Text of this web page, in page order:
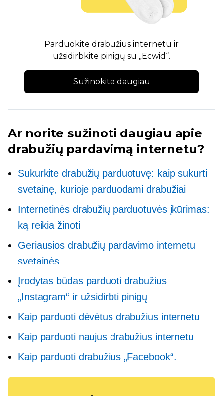
Parduokite drabužius internetu ir
užsidirbkite pinigų su „Ecwid“.
Sužinokite daugiau
Ar norite sužinoti daugiau apie
drabužių pardavimą internetu?
Sukurkite drabužių parduotuvę: kaip sukurti
svetainę, kurioje parduodami drabužiai
Internetinės drabužių parduotuvės įkūrimas:
ką reikia žinoti
Geriausios drabužių pardavimo internetu
svetainės
Įrodytas būdas parduoti drabužius
„Instagram“ ir užsidirbti pinigų
Kaip parduoti dėvėtus drabužius internetu
Kaip parduoti naujus drabužius internetu
Kaip parduoti drabužius „Facebook“.